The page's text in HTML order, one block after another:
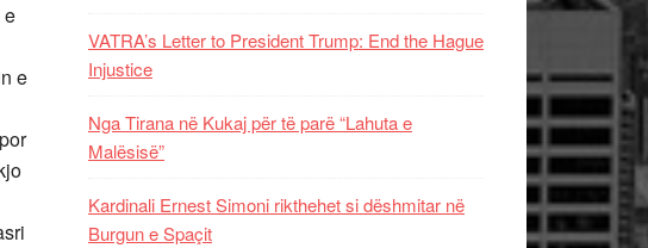
e
e
VATRA’s Letter to President Trump: End the Hague
Injustice
Nga Tirana në Kukaj për të parë “Lahuta e
Malësisë”
Kardinali Ernest Simoni rikthehet si dëshmitar në
Burgun e Spaçit